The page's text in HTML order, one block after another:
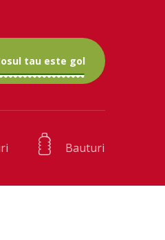
tau este gol
0.00 lei
Bauturi